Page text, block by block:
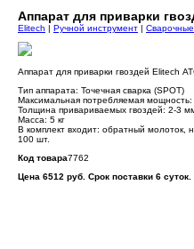
Аппарат для приварки
Elitech | Ручной инструмент |
Аппарат для приварки гвоздей Elitech
Тип аппарата: Точечная сварка (SPOT)
Максимальная потребляемая мощность:
Толщина привариваемых гвоздей: 2-3
Масса: 5 кг
В комплект входит: обратный молоток,
100 шт.
Код товара7762
Цена 6512 руб. Срок поставки 6 суток.